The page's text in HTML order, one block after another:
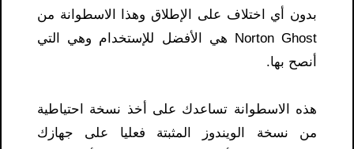
بدون أي اختلاف على الإطلاق وهذا الاسطوانة من
Norton Ghost هي الأفضل للإستخدام وهي التي
أنصح بها.
هذه الاسطوانة تساعدك على أخذ نسخة احتياطية
من نسخة الويندوز المثبتة فعليا على جهازك